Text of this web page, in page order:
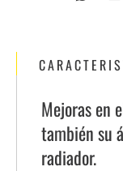
Mejoras en
también su
radiador.